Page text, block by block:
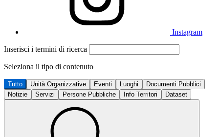
Instagram
Inserisci i termini di ricerca
Seleziona il tipo di contenuto
Tutto Unità Organizzative Eventi Luoghi
Documenti Pubblici
Notizie
Servizi Persone Pubbliche Info Territori Dataset